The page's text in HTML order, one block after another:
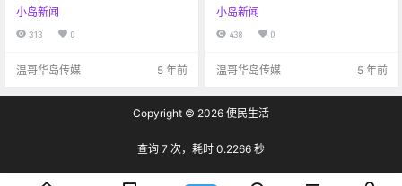
小岛新闻
313 0
温哥华岛传媒 5 年前
小岛新闻
438 0
温哥华岛传媒 5 年前
Copyright © 2026 便民生活
查询 7 次，耗时 0.2266 秒